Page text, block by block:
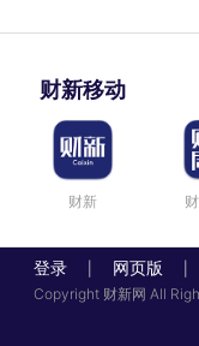
财新移动
财新
登录 网页版
Copyright 财新网 All